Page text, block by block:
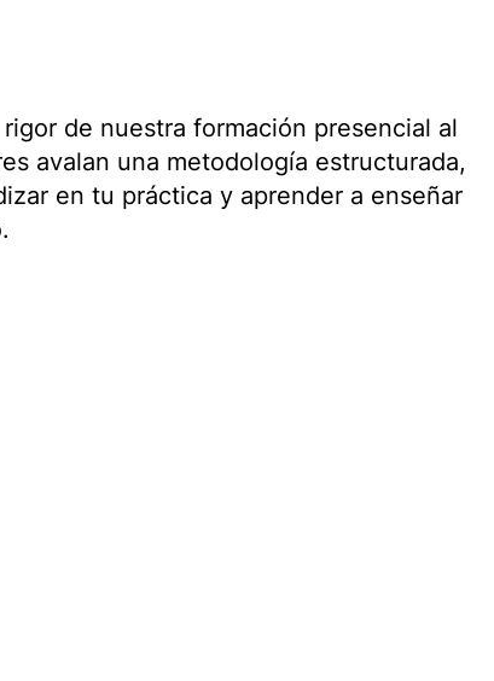
de nuestra formación presencial al
avalan una metodología estructurada,
en tu práctica y aprender a enseñar